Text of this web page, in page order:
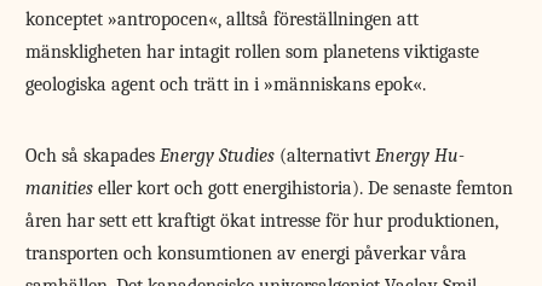
konceptet »antropocen«, alltså föreställningen att
mänskligheten har intagit rollen som planetens viktigaste
geologiska agent och trätt in i »människans epok«.
Och så skapadesEnergy Studies (alternativtEnergy Hu­
manities eller kort och gott energihistoria). De senaste femton
åren har sett ett kraftigt ökat intresse för hur produktionen,
transporten och konsumtionen av energi påverkar våra